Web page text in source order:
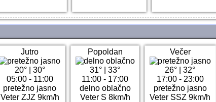
Jutro
20°| 30°
05:00 - 11:00
pretežno jasno
Veter ZJZ 9km/h
Popoldan
31° |33°
11:00 - 17:00
delno oblačno
Veter S 8km/h
Večer
26° |32°
17:00 - 23:00
pretežno jasno
Veter SSZ 9km/h